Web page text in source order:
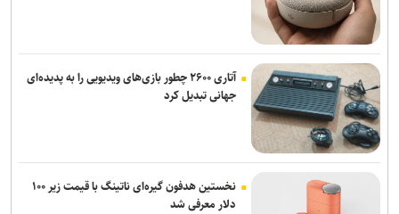
آتاری ۲۶۰۰ چطور بازی‌های ویدیویی را به پدیده‌ای
جهانی تبدیل کرد
نخستین هدفون گیره‌ای ناتینگ با قیمت زیر ۱۰۰
دلار معرفی شد